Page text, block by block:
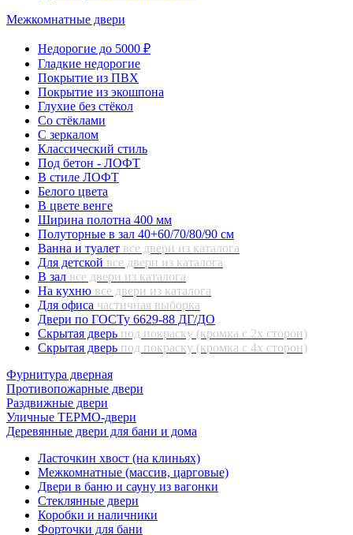
Межкомнатные двери
Недорогие до 5000 ₽
Гладкие недорогие
Покрытие из ПВХ
Покрытие из экошпона
Глухие без стёкол
Со стёклами
С зеркалом
Классический стиль
Под бетон - ЛОФТ
В стиле ЛОФТ
Белого цвета
В цвете венге
Ширина полотна 400 мм
Полуторные в зал 40+60/70/80/90 см
Ванна и туалет все двери из каталога
Для детской все двери из каталога
В зал все двери из каталога
На кухню все двери из каталога
Для офиса частичная выборка
Двери по ГОСТу 6629-88 ДГ/ДО
Скрытая дверь под покраску (кромка с 2х сторон)
Скрытая дверь под покраску (кромка с 4х сторон)
Фурнитура дверная
Противопожарные двери
Раздвижные двери
Уличные ТЕРМО-двери
Деревянные двери для бани и дома
Ласточкин хвост (на клиньях)
Межкомнатные (массив, царговые)
Двери в баню и сауну из вагонки
Стеклянные двери
Коробки и наличники
Форточки для бани